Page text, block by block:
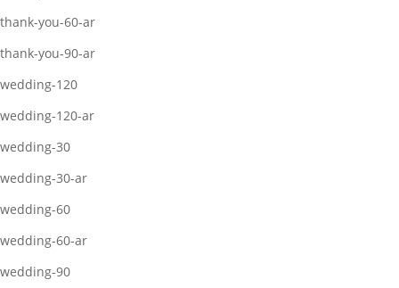
thank-you-60-ar
thank-you-90-ar
wedding-120
wedding-120-ar
wedding-30
wedding-30-ar
wedding-60
wedding-60-ar
wedding-90